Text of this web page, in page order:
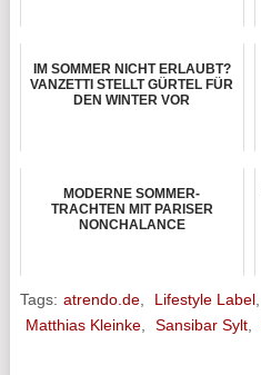
IM SOMMER NICHT ERLAUBT?
VANZETTI STELLT GÜRTEL FÜR
DEN WINTER VOR
MODERNE SOMMER-
TRACHTEN MIT PARISER
NONCHALANCE
Tags: atrendo.de, Lifestyle Label,
Matthias Kleinke, Sansibar Sylt,